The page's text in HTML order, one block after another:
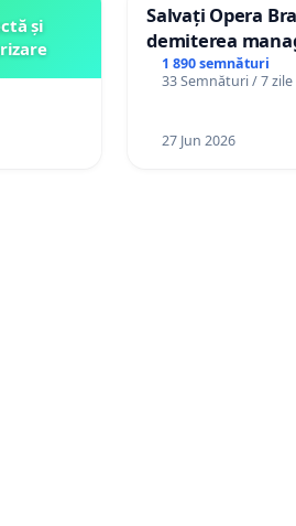
și
Salvați Opera
demiterea
interimar,
1 890 semnături
33 Semnături / 7 zile
27 Jun 2026